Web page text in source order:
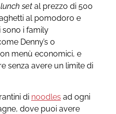
lunch setal prezzo di 500
al pomodoro e
sono i family
Denny’s o
menù economici, e
senza avere un limite di
di noodles ad ogni
dove puoi avere